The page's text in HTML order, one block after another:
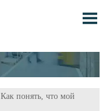

Как понять, что мой